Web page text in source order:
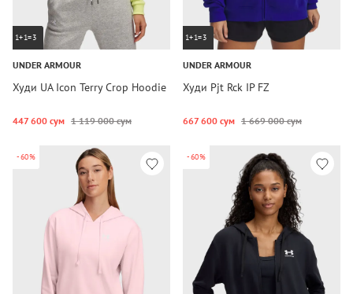
1+1=3
UNDER ARMOUR
Худи UA Icon Terry Crop Hoodie
447 600 сум 1 119 000 сум
1+1=3
UNDER ARMOUR
Худи Pjt Rck IP FZ
667 600 сум 1 669 000 сум
-60% -60%